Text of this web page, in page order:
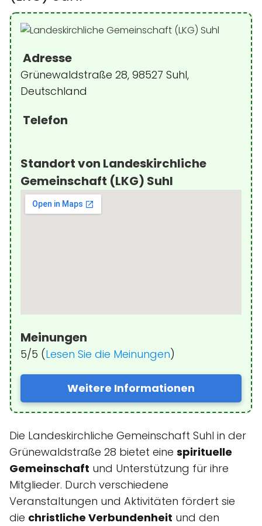
Adresse
Grünewaldstraße 28, 98527 Suhl,
Deutschland
Telefon
Standort von Landeskirchliche
Gemeinschaft (LKG) Suhl
Meinungen
5/5 (Lesen Sie die Meinungen)
Weitere Informationen
Die Landeskirchliche Gemeinschaft Suhl in der
Grünewaldstraße 28 bietet eine spirituelle
Gemeinschaft und Unterstützung für ihre
Mitglieder. Durch verschiedene
Veranstaltungen und Aktivitäten fördert sie
die christliche Verbundenheit und den